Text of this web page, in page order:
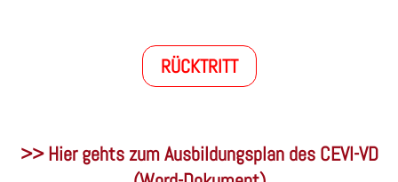
RÜCKTRITT
>> Hier gehts zum Ausbildungsplan des CEVI-VD